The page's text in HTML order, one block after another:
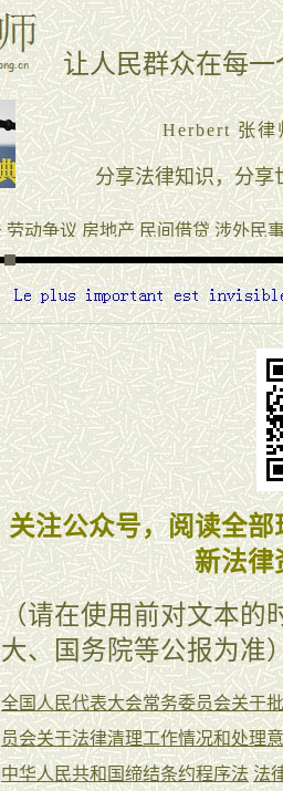
关注公众号，阅读全
新法律
（请在使用前对文本的
大、国务院等公报为准
全国人民代表大会常务委员会关于
员会关于法律清理工作情况和处理
中华人民共和国缔结条约程序法 法